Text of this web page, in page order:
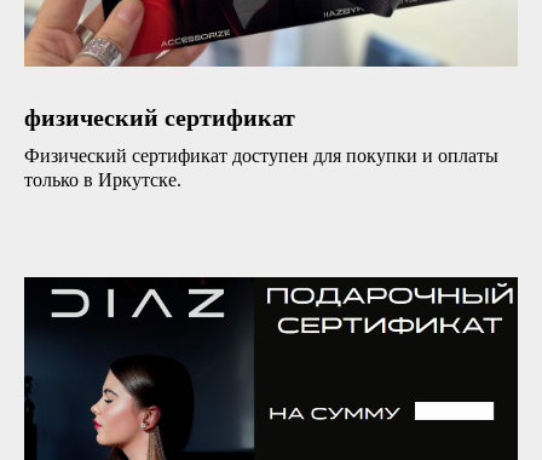
физический сертификат
Физический сертификат доступен для покупки и оплаты
только в Иркутске.